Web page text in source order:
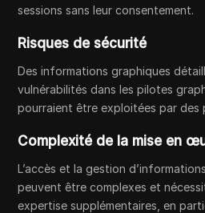
sessions sans leur consentement.
Risques de sécurité
Des informations graphiques
vulnérabilités dans les pilotes
pourraient être exploitées par des
Complexité de la mise en
L’accès et la gestion
peuvent être complexes et
expertise supplémentaires, en